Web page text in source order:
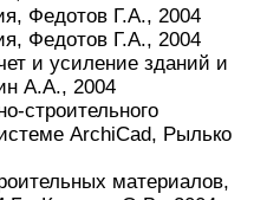
Федотов Г.А., 2004
Федотов Г.А., 2004
и усиление зданий и
А.А., 2004
строительного
ArchiCad, Рылько
материалов,